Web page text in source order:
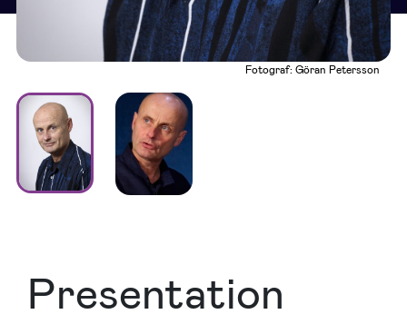
Fotograf: Göran Petersson
Presentation